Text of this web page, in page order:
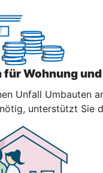
Wohnung
Unfall Umbauten
unterstützt Sie